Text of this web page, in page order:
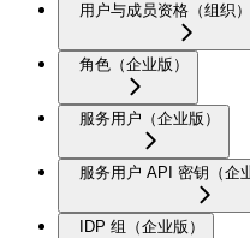
用户与成员资格（组织
角色（企业版）
服务用户（企业版）
服务用户 API 密钥（企
IDP 组（企业版）